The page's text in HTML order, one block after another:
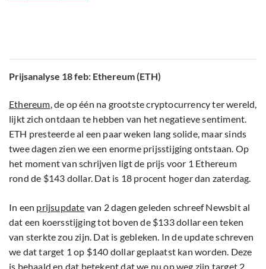
Prijsanalyse 18 feb: Ethereum (ETH)
Ethereum , de op één na grootste cryptocurrency ter wereld,
lijkt zich ontdaan te hebben van het negatieve sentiment.
ETH presteerde al een paar weken lang solide, maar sinds
twee dagen zien we een enorme prijsstijging ontstaan. Op
het moment van schrijven ligt de prijs voor 1 Ethereum
rond de $143 dollar. Dat is 18 procent hoger dan zaterdag.
In een prijsupdate van 2 dagen geleden schreef Newsbit al
dat een koersstijging tot boven de $133 dollar een teken
van sterkte zou zijn. Dat is gebleken. In de update schreven
we dat target 1 op $140 dollar geplaatst kan worden. Deze
is behaald en dat betekent dat we nu op weg zijn target 2